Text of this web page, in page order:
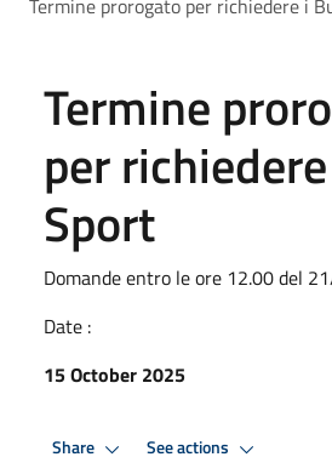
Termine
per
Sport
Domande entro le ore 12.00 del
Date :
15 October 2025
Share See actions